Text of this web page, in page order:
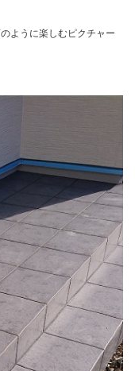
ように楽しむピクチャー